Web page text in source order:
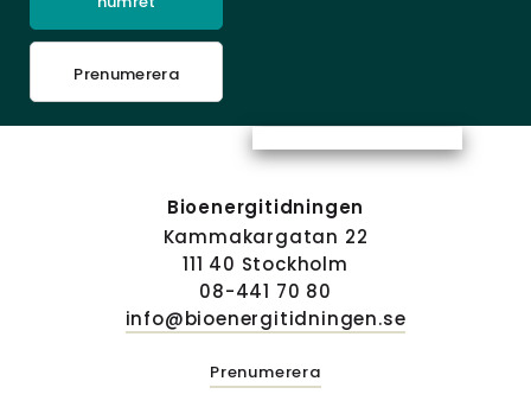
Prenumerera
Bioenergitidningen
Kammakargatan 22
111 40 Stockholm
08-441 70 80
info@bioenergitidningen.se
Prenumerera